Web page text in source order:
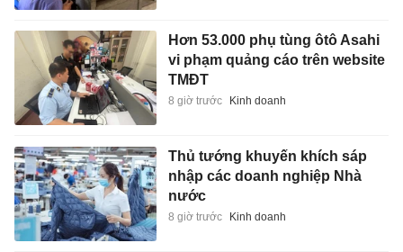
Hơn 53.000 phụ tùng ôtô Asahi
vi phạm quảng cáo trên website
TMĐT
8 giờ trước Kinh doanh
Thủ tướng khuyến khích sáp
nhập các doanh nghiệp Nhà
nước
8 giờ trước Kinh doanh